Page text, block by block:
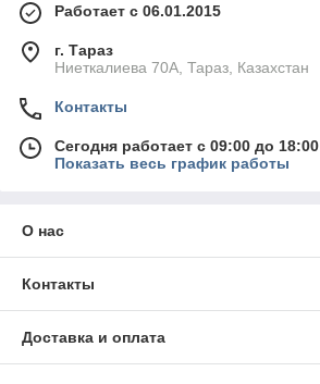
Работает с 06.01.2015
г. Тараз
Ниеткалиева 70А, Тараз, Казахстан
Контакты
Сегодня работает с 09:00 до 18:00
Показать весь график работы
О нас
Контакты
Доставка и оплата